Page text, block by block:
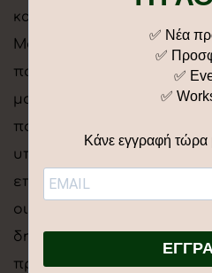
και τεσσάρων εποχών, με
Messner Mountain
πολιτιστικής κληρονομιάς
μουσείο ορεινής
ποδηλατικές διαδρομές,
υπαίθριες
επέκταση συνέβαλε στην
οικονομίας καθ’ όλη τη
δημιουργώντας σταθερές
προσελκύοντας σοβαρές
✅ Νέα
✅
✅
✅
Κάνε εγγραφή τώρα